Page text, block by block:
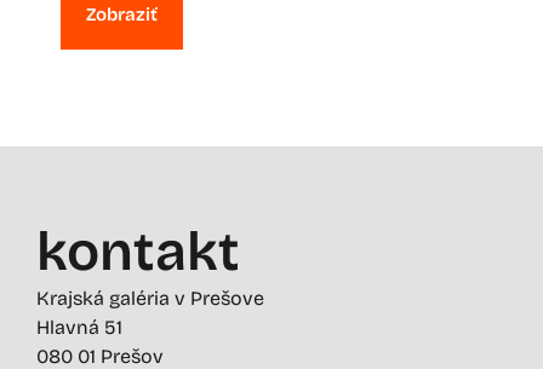
Zobraziť
kontakt
Krajská galéria v Prešove
Hlavná 51
080 01 Prešov